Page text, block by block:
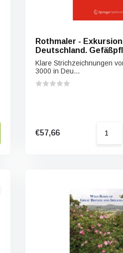
Rothmaler -
Deutschland.
Atlasband
Klare Strichzeichnungen
3000 in Deu...
€57,66